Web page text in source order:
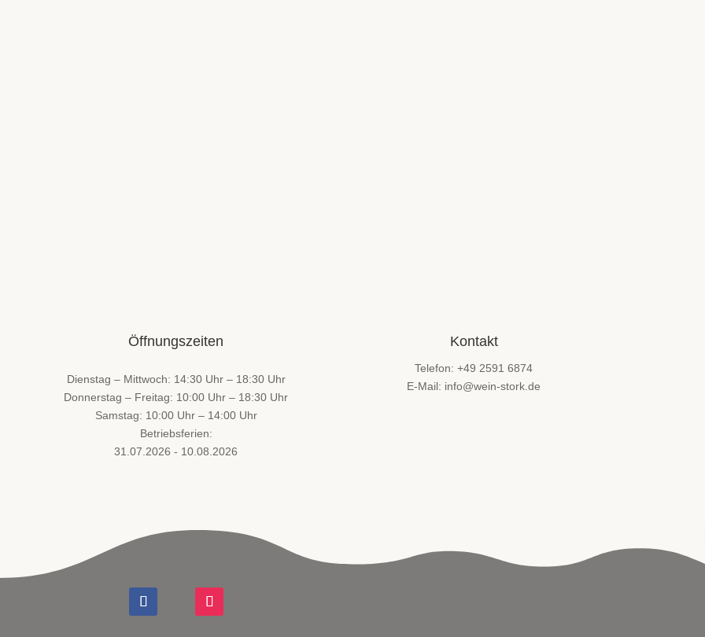
Öffnungszeiten
Dienstag – Mittwoch: 14:30 Uhr – 18:30 Uhr
Donnerstag – Freitag: 10:00 Uhr – 18:30 Uhr
Samstag: 10:00 Uhr – 14:00 Uhr
Betriebsferien:
31.07.2026 - 10.08.2026
Kontakt
Telefon: +49 2591 6874
E-Mail: info@wein-stork.de